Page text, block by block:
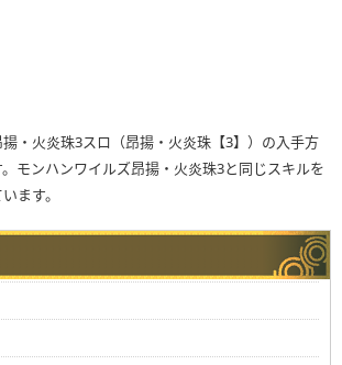
・火炎珠3スロ（昂揚・火炎珠【3】）の入手方
モンハンワイルズ昂揚・火炎珠3と同じスキルを
ます。